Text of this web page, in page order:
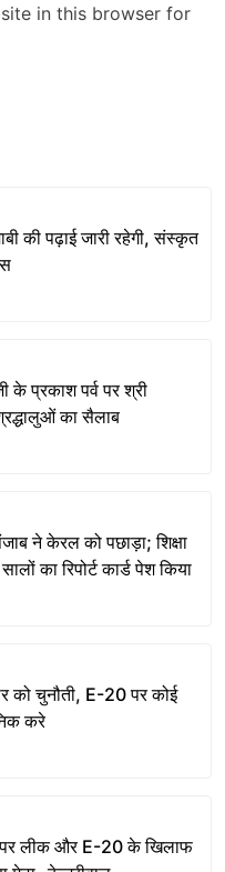
in this browser for
की पढ़ाई जारी रहेगी, संस्कृत
के प्रकाश पर्व पर श्री
का सैलाब
ने केरल को पछाड़ा; शिक्षा
का रिपोर्ट कार्ड पेश किया
को चुनौती, E-20 पर कोई
करे
लीक और E-20 के खिलाफ